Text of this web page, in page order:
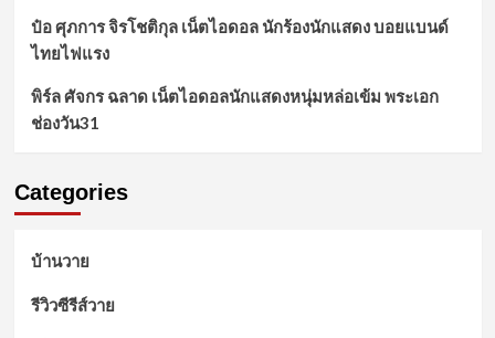
ป๋อ ศุภการ จิรโชติกุล เน็ตไอดอล นักร้องนักแสดง บอยแบนด์
ไทยไฟแรง
พิร์ล ศัจกร ฉลาด เน็ตไอดอลนักแสดงหนุ่มหล่อเข้ม พระเอก
ช่องวัน31
Categories
บ้านวาย
รีวิวซีรีส์วาย